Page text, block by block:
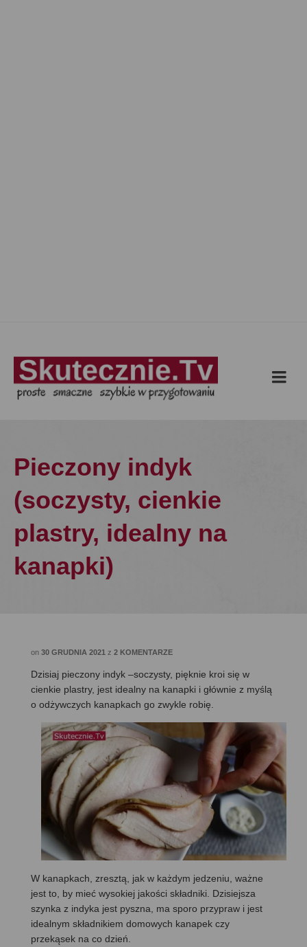
Pieczony indyk
(soczysty, cienkie
plastry, idealny na
kanapki)
on 30 GRUDNIA 2021 z 2 KOMENTARZE
Dzisiaj pieczony indyk –soczysty, pięknie kroi się w
cienkie plastry, jest idealny na kanapki i głównie z myślą
o odżywczych kanapkach go zwykle robię.
W kanapkach, zresztą, jak w każdym jedzeniu, ważne
jest to, by mieć wysokiej jakości składniki. Dzisiejsza
szynka z indyka jest pyszna, ma sporo przypraw i jest
idealnym składnikiem domowych kanapek czy
przekąsek na co dzień.